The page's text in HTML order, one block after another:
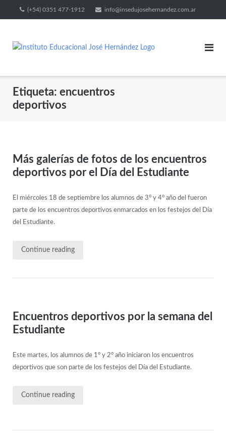
(+54) 0351 477-1912 info@insedujosehernandez.com.ar
Etiqueta: encuentros
deportivos
Más galerías de fotos de los encuentros
deportivos por el Día del Estudiante
El miércoles 18 de septiembre los alumnos de 3° y 4° año del fueron
parte de los encuentros deportivos enmarcados en los festejos del Día
del Estudiante.
Continue reading
Encuentros deportivos por la semana del
Estudiante
Este martes, los alumnos de 1° y 2° año iniciaron los encuentros
deportivos que son parte de los festejos del Día del Estudiante.
Continue reading